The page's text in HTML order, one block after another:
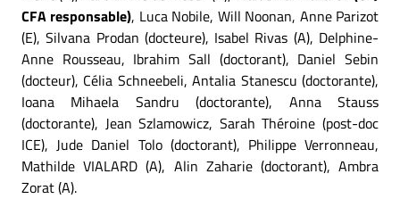
CFA responsable), Luca Nobile, Will Noonan, Anne Parizot
(E), Silvana Prodan (docteure), Isabel Rivas (A), Delphine-
Anne Rousseau, Ibrahim Sall (doctorant), Daniel Sebin
(docteur), Célia Schneebeli, Antalia Stanescu (doctorante),
Ioana Mihaela Sandru (doctorante), Anna Stauss
(doctorante), Jean Szlamowicz, Sarah Théroine (post-doc
ICE), Jude Daniel Tolo (doctorant), Philippe Verronneau,
Mathilde VIALARD (A), Alin Zaharie (doctorant), Ambra
Zorat (A).